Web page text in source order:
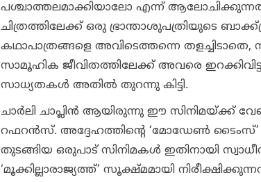
പശ്ചാത്തലമാക്കിയാലോ എന്ന്
ചിത്രത്തിലേക്ക് ഒരു ഭ്രാന്താശുപത്രിയുടെ
കഥാപാത്രങ്ങളെ അവിടെത്തന്നെ
സാമൂഹിക ജീവിതത്തിലേക്ക് അവരെ
സാധ്യതകൾ അതിൽ തുറന്നു കിട്ടി.
ചാർലി ചാപ്ലിൻ ആയിരുന്നു ഈ സിനിമയ്ക്ക്
റഫറൻസ്. അദ്ദേഹത്തിന്റെ ‘മോഡേൺ ടൈംസ്’ ,
തുടങ്ങിയ ഒരുപാട് സിനിമകൾ ഇതിനായി
‘മൂക്കില്ലാരാജ്യത്ത്’ സൂക്ഷ്മമായി